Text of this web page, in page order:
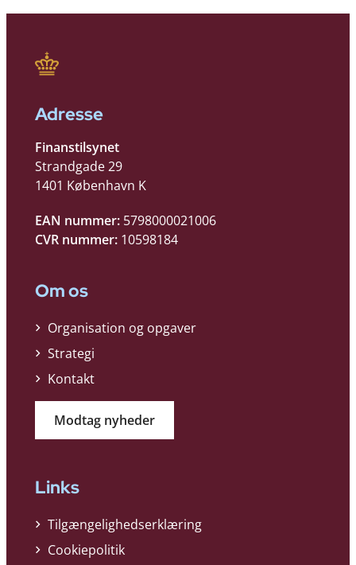
Adresse
Finanstilsynet
Strandgade 29
1401 København K
EAN nummer: 5798000021006
CVR nummer: 10598184
Om os
Organisation og opgaver
Strategi
Kontakt
Modtag nyheder
Links
Tilgængelighedserklæring
Cookiepolitik